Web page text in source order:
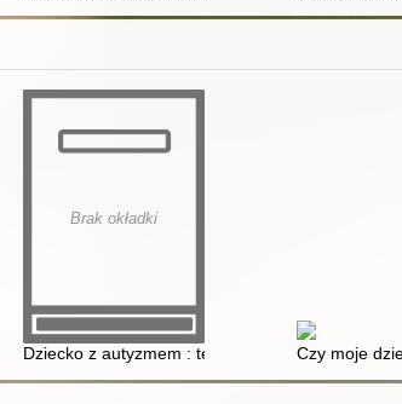
współczesnej szkoły
Brak okładki
Dziecko z autyzmem : terapia deficytówCzy moje